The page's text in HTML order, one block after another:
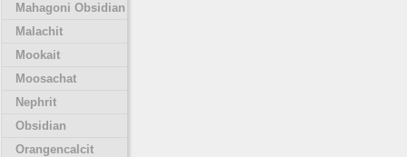
Mahagoni Obsidian
Malachit
Mookait
Moosachat
Nephrit
Obsidian
Orangencalcit